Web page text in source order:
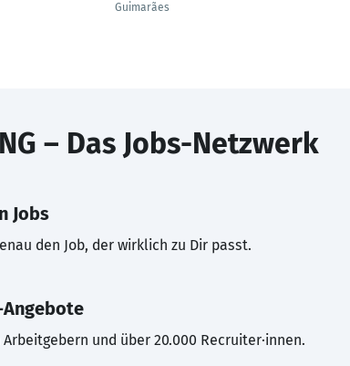
Guimarães
– Das Jobs-Netzwerk
Jobs
den Job, der wirklich zu Dir passt.
und über 20.000 Recruiter·innen.